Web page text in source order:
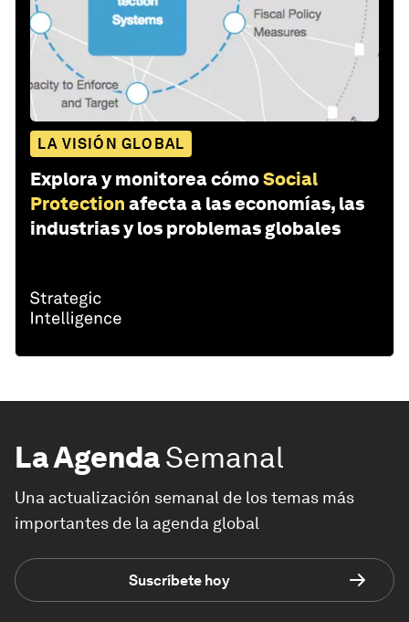
LA VISIÓN GLOBAL
Explora y monitorea cómoSocial
Protection afecta a las economías, las
industrias y los problemas globales
La AgendaSemanal
Una actualización semanal de los temas más
importantes de la agenda global
Suscríbete hoy